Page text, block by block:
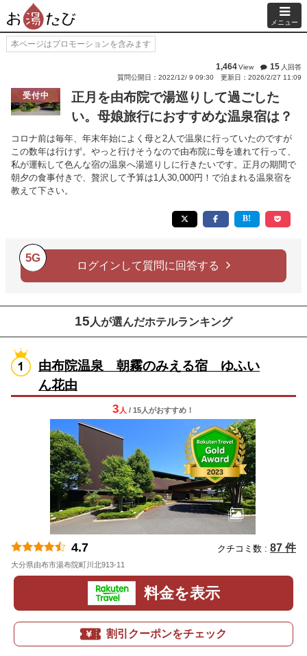
メニュー
本ページはプロモーションを含みます
1,464View 15 人回答
質問公開日：2022/12/ 9 09:30
更新日：2026/2/27 11:09
受付中
正月を由布院で湯巡りして過ごした
い。母娘旅行におすすめな温泉宿は？
コロナ前は毎年、年末年始によく母と2人で温泉に行っていたのですが
この数年は行けず。やっと行けそうなので由布院に母を連れて行って、
私が運転して色んな宿の温泉へ湯巡りしに行きたいです。正月の期間で
朝夕の食事付きで、贅沢して予算は1人30,000円！で泊まれる温泉宿を
教えて下さい。
5G
ログインして質問に回答する
15 人が選んだホテルランキング
由布院温泉 朝霧のみえる宿 ゆふい
ん花由
3 人 / 15人がおすすめ！
4.7 クチコミ数 : 87 件
大分県由布市湯布院町川北913-11
料金を表示
割引クーポンをチェック